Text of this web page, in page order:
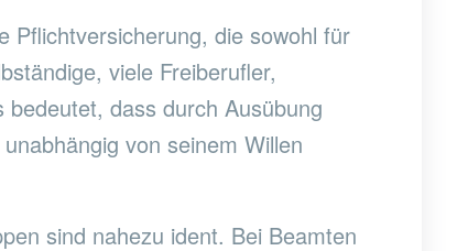
Pflichtversicherung, die sowohl für
viele Freiberufler,
dass durch Ausübung
von seinem Willen
sind nahezu ident. Bei Beamten